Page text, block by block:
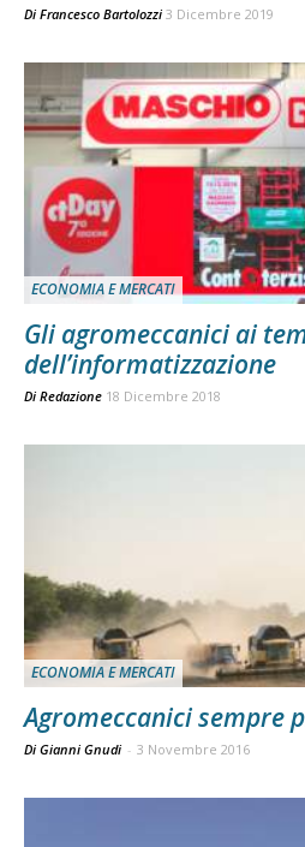
Di Francesco Bartolozzi 3 Dicembre 2019
ECONOMIA E MERCATI
Gli agromeccanici ai
dell’informatizzazione
Di Redazione 18 Dicembre 2018
ECONOMIA E MERCATI
Agromeccanici sempre
Di Gianni Gnudi - 3 Novembre 2016